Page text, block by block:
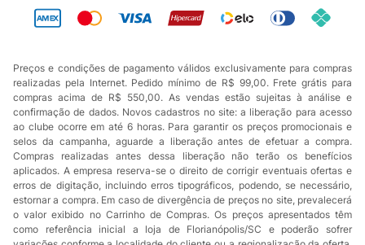
Preços e condições de pagamento válidos exclusivamente para compras
realizadas pela Internet. Pedido mínimo de R$ 99,00. Frete grátis para
compras acima de R$ 550,00. As vendas estão sujeitas à análise e
confirmação de dados. Novos cadastros no site: a liberação para acesso
ao clube ocorre em até 6 horas. Para garantir os preços promocionais e
selos da campanha, aguarde a liberação antes de efetuar a compra.
Compras realizadas antes dessa liberação não terão os benefícios
aplicados. A empresa reserva-se o direito de corrigir eventuais ofertas e
erros de digitação, incluindo erros tipográficos, podendo, se necessário,
estornar a compra. Em caso de divergência de preços no site, prevalecerá
o valor exibido no Carrinho de Compras. Os preços apresentados têm
como referência inicial a loja de Florianópolis/SC e poderão sofrer